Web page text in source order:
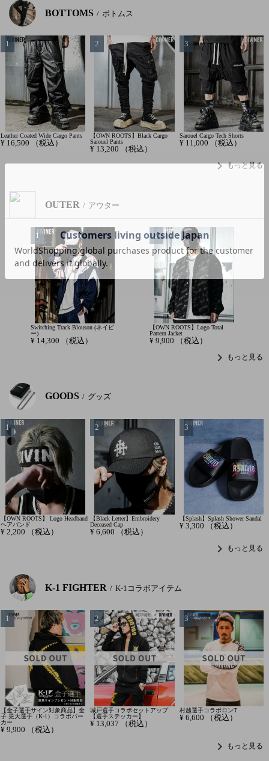
BOTTOMS ボトムス
Leather Coated Wide Cargo Pants
¥ 16,500 （税込）
【OWN ROOTS】Black Cargo
Sarouel Pants
¥ 13,200 （税込）
Sarouel Cargo Tech Shorts
¥ 11,000 （税込）
chevron_rightもっと見る
OUTER アウター
Switching Track Blouson (ネイビ
ー)
¥ 14,300 （税込）
【OWN ROOTS】Logo Total
Pattern Jacket
¥ 9,900 （税込）
chevron_right もっと見る
GOODS グッズ
【OWN ROOTS】 Logo Headband
ヘアバンド
¥ 2,200 （税込）
【Black Letter】Embroidery
Deceased Cap
¥ 6,600 （税込）
【Splash】Splash Shower Sandal
¥ 3,300 （税込）
chevron_right もっと見る
K-1 FIGHTER K-1コラボアイテム
【金子選手サイン対象商品】金
子 晃大選手（K-1）コラボパー
カー
¥ 9,900 （税込）
城戸選手コラボセットアップ
【選手ステッカー】
¥ 13,037 （税込）
村越選手コラボロンT
¥ 6,600 （税込）
chevron_right もっと見る